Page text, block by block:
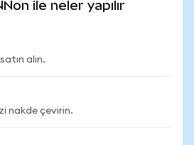
ile neler yapılır
alın.
nakde çevirin.